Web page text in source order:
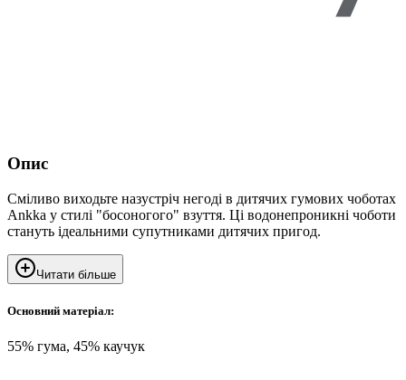
Опис
Сміливо виходьте назустріч негоді в дитячих гумових чоботах
Ankka у стилі "босоногого" взуття. Ці водонепроникні чоботи
стануть ідеальними супутниками дитячих пригод.
Читати більше
Основний матеріал:
55% гума, 45% каучук